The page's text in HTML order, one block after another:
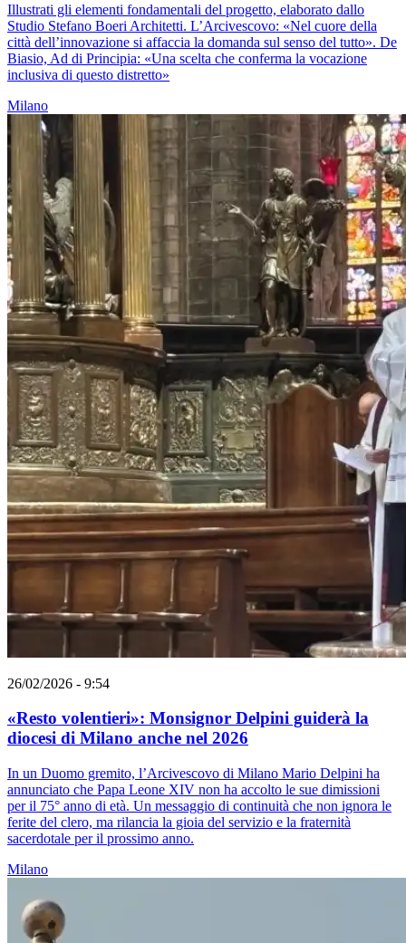
Illustrati gli elementi fondamentali del progetto, elaborato dallo
Studio Stefano Boeri Architetti. L’Arcivescovo: «Nel cuore della
città dell’innovazione si affaccia la domanda sul senso del tutto». De
Biasio, Ad di Principia: «Una scelta che conferma la vocazione
inclusiva di questo distretto»
Milano
26/02/2026 - 9:54
«Resto volentieri»: Monsignor Delpini guiderà la
diocesi di Milano anche nel 2026
In un Duomo gremito, l’Arcivescovo di Milano Mario Delpini ha
annunciato che Papa Leone XIV non ha accolto le sue dimissioni
per il 75° anno di età. Un messaggio di continuità che non ignora le
ferite del clero, ma rilancia la gioia del servizio e la fraternità
sacerdotale per il prossimo anno.
Milano